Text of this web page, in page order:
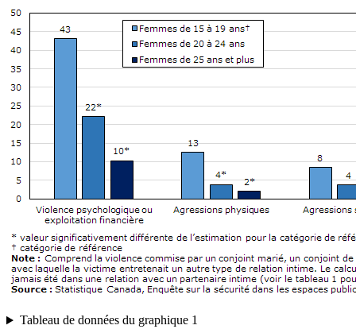
Tableau de données du graphique 1